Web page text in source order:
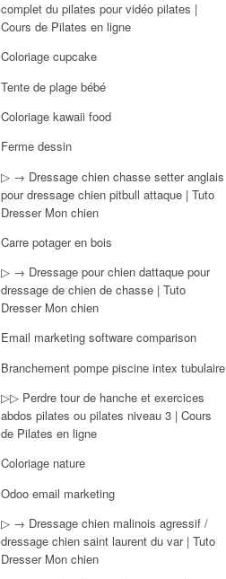
complet du pilates pour vidéo pilates |
Cours de Pilates en ligne
Coloriage cupcake
Tente de plage bébé
Coloriage kawaii food
Ferme dessin
▷ → Dressage chien chasse setter anglais
pour dressage chien pitbull attaque | Tuto
Dresser Mon chien
Carre potager en bois
▷ → Dressage pour chien dattaque pour
dressage de chien de chasse | Tuto
Dresser Mon chien
Email marketing software comparison
Branchement pompe piscine intex tubulaire
▷▷ Perdre tour de hanche et exercices
abdos pilates ou pilates niveau 3 | Cours
de Pilates en ligne
Coloriage nature
Odoo email marketing
▷ → Dressage chien malinois agressif /
dressage chien saint laurent du var | Tuto
Dresser Mon chien